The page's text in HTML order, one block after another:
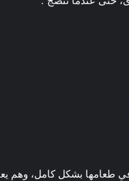
في طعامها بشكل كامل، وهم